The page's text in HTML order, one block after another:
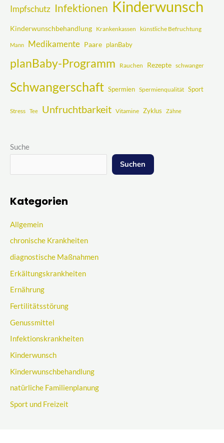
Impfschutz Infektionen Kinderwunsch
Kinderwunschbehandlung Krankenkassen künstliche Befruchtung
Mann Medikamente Paare planBaby
planBaby-Programm Rauchen Rezepte schwanger
Schwangerschaft Spermien Spermienqualität Sport
Stress Tee Unfruchtbarkeit Vitamine Zyklus Zähne
Suche
Suchen
Kategorien
Allgemein
chronische Krankheiten
diagnostische Maßnahmen
Erkältungskrankheiten
Ernährung
Fertilitätsstörung
Genussmittel
Infektionskrankheiten
Kinderwunsch
Kinderwunschbehandlung
natürliche Familienplanung
Sport und Freizeit